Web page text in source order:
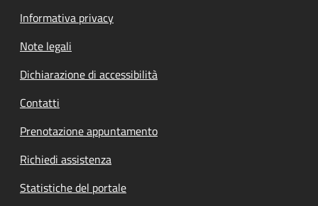
Informativa privacy
Note legali
Dichiarazione di accessibilità
Contatti
Prenotazione appuntamento
Richiedi assistenza
Statistiche del portale